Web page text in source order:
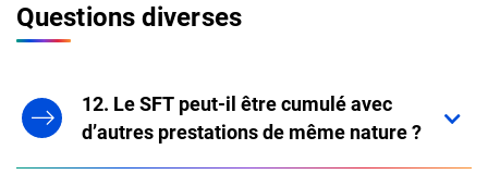
Questions diverses
12. Le SFT peut-il être cumulé avec
d’autres prestations de même nature ?